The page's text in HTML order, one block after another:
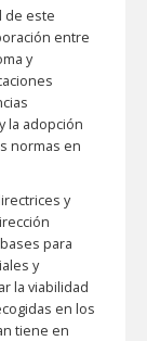
de este
entre
y
la adopción
normas en
y
para
y
la viabilidad
en los
tiene en